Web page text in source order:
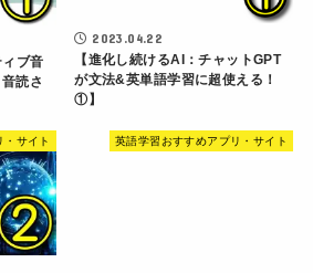
ィブ音
読さ
2023.04.22
【進化し続けるAI：チャットGPT
が文法&英単語学習に超使える！
①】
サイト 英語学習おすすめアプリ・サイト